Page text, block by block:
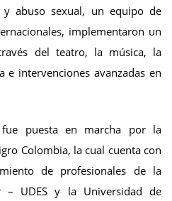
abuso sexual, un equipo de
implementaron un
del teatro, la música, la
e intervenciones avanzadas en
fue puesta en marcha por la
Colombia, la cual cuenta con
de profesionales de la
– UDES y la Universidad de